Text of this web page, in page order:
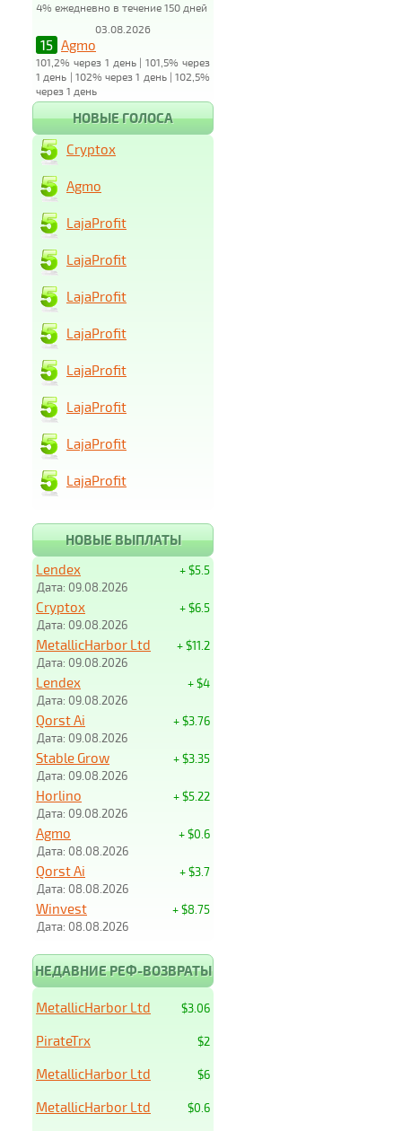
4% ежедневно в течение 150 дней
03.08.2026
15 Agmo
101,2% через 1 день | 101,5% через
1 день | 102% через 1 день | 102,5%
через 1 день
НОВЫЕ ГОЛОСА
Cryptox
Agmo
LajaProfit
LajaProfit
LajaProfit
LajaProfit
LajaProfit
LajaProfit
LajaProfit
LajaProfit
НОВЫЕ ВЫПЛАТЫ
+ $5.5
Lendex
Дата: 09.08.2026
+ $6.5
Cryptox
Дата: 09.08.2026
+ $11.2
MetallicHarbor Ltd
Дата: 09.08.2026
+ $4
Lendex
Дата: 09.08.2026
+ $3.76
Qorst Ai
Дата: 09.08.2026
+ $3.35
Stable Grow
Дата: 09.08.2026
+ $5.22
Horlino
Дата: 09.08.2026
+ $0.6
Agmo
Дата: 08.08.2026
+ $3.7
Qorst Ai
Дата: 08.08.2026
+ $8.75
Winvest
Дата: 08.08.2026
НЕДАВНИЕ РЕФ-ВОЗВРАТЫ
$3.06
MetallicHarbor Ltd
$2
PirateTrx
$6
MetallicHarbor Ltd
$0.6
MetallicHarbor Ltd